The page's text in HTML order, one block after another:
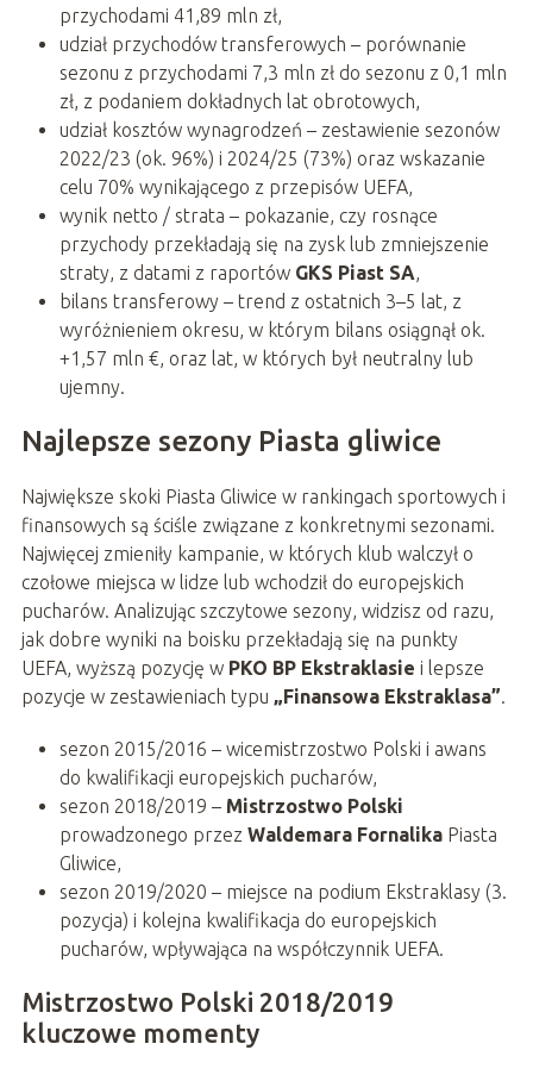
przychodami 41,89 mln zł,
udział przychodów transferowych – porównanie
sezonu z przychodami 7,3 mln zł do sezonu z 0,1 mln
zł, z podaniem dokładnych lat obrotowych,
udział kosztów wynagrodzeń – zestawienie sezonów
2022/23 (ok. 96%) i 2024/25 (73%) oraz wskazanie
celu 70% wynikającego z przepisów UEFA,
wynik netto / strata – pokazanie, czy rosnące
przychody przekładają się na zysk lub zmniejszenie
straty, z datami z raportów GKS Piast SA,
bilans transferowy – trend z ostatnich 3–5 lat, z
wyróżnieniem okresu, w którym bilans osiągnął ok.
+1,57 mln €, oraz lat, w których był neutralny lub
ujemny.
Najlepsze sezony Piasta gliwice
Największe skoki Piasta Gliwice w rankingach sportowych i
finansowych są ściśle związane z konkretnymi sezonami.
Najwięcej zmieniły kampanie, w których klub walczył o
czołowe miejsca w lidze lub wchodził do europejskich
pucharów. Analizując szczytowe sezony, widzisz od razu,
jak dobre wyniki na boisku przekładają się na punkty
UEFA, wyższą pozycję w PKO BP Ekstraklasie i lepsze
pozycje w zestawieniach typu „Finansowa Ekstraklasa”.
sezon 2015/2016 – wicemistrzostwo Polski i awans
do kwalifikacji europejskich pucharów,
sezon 2018/2019 – Mistrzostwo Polski
prowadzonego przez Waldemara FornalikaPiasta
Gliwice,
sezon 2019/2020 – miejsce na podium Ekstraklasy (3.
pozycja) i kolejna kwalifikacja do europejskich
pucharów, wpływająca na współczynnik UEFA.
Mistrzostwo Polski 2018/2019
kluczowe momenty